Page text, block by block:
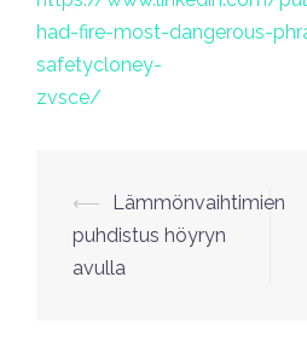
had-fire-most-dangerous-
safetycloney-
zvsce/
⟵
Lämmönvaihtimien
puhdistus höyryn
avulla